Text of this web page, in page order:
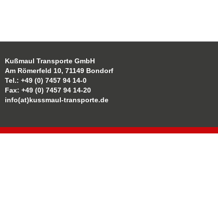
Kußmaul Transporte GmbH
Am Römerfeld 10, 71149 Bondorf
Tel.: +49 (0) 7457 94 14-0
Fax: +49 (0) 7457 94 14-20
info(at)kussmaul-transporte.de